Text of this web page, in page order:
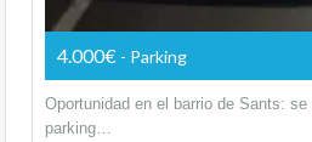
4.000€ - Parking
Oportunidad en el barrio de Sants:
parking…